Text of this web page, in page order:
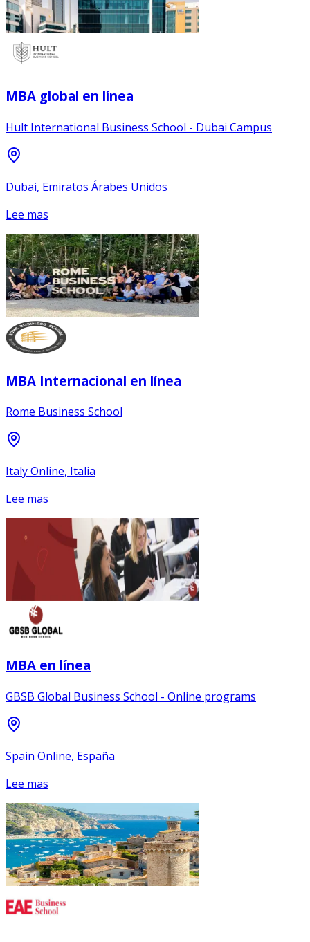
MBA global en línea
Hult International Business School - Dubai Campus
Dubai, Emiratos Árabes Unidos
Lee mas
MBA Internacional en línea
Rome Business School
Italy Online, Italia
Lee mas
MBA en línea
GBSB Global Business School - Online programs
Spain Online, España
Lee mas